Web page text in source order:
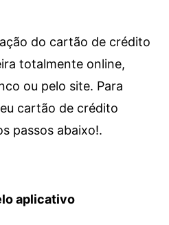
do cartão de crédito
totalmente online,
ou pelo site. Para
cartão de crédito
passos abaixo!.
aplicativo